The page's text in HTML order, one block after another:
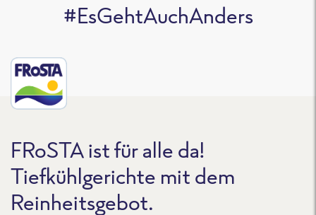
#EsGehtAuchAnders
FRoSTA ist für alle da!
Tiefkühlgerichte mit dem
Reinheitsgebot.